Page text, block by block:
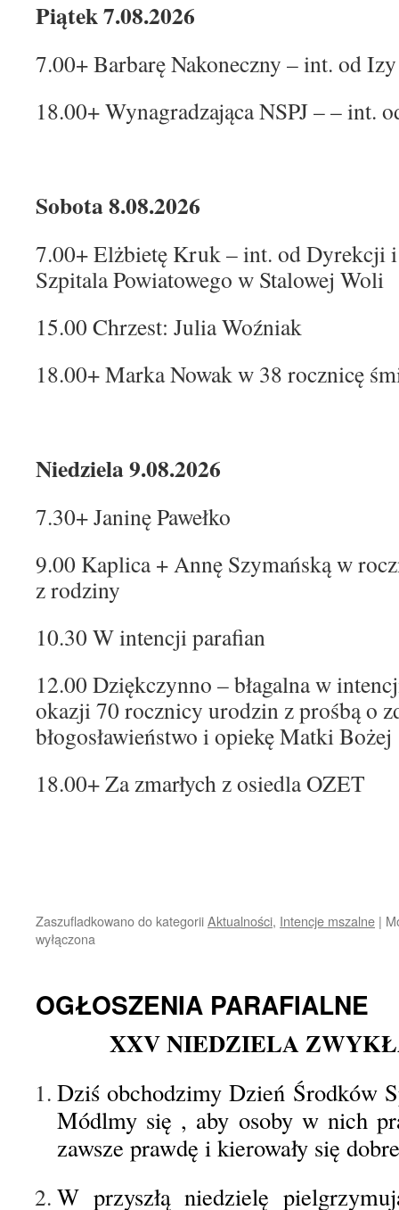
Piątek 7.08.2026
7.00+ Barbarę Nakoneczny – int. od Izy
18.00+ Wynagradzająca NSPJ – – int.
Sobota 8.08.2026
7.00+ Elżbietę Kruk – int. od Dyrekcji
Szpitala Powiatowego w Stalowej Woli
15.00 Chrzest: Julia Woźniak
18.00+ Marka Nowak w 38 rocznicę
Niedziela 9.08.2026
7.30+ Janinę Pawełko
9.00 Kaplica + Annę Szymańską w
z rodziny
10.30 W intencji parafian
12.00 Dziękczynno – błagalna w
okazji 70 rocznicy urodzin z prośbą o
błogosławieństwo i opiekę Matki Bożej
18.00+ Za zmarłych z osiedla OZET
Zaszufladkowano do kategoriiAktualności, Intencje mszalne |
wyłączona
OGŁOSZENIA PARAFIALNE
XXV NIEDZIELA
Dziś obchodzimy Dzień Środków
Módlmy się , aby osoby w nich
zawsze prawdę i kierowały się
W przyszłą niedzielę